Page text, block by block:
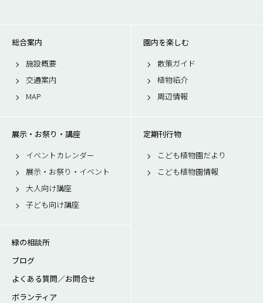
総合案内
施設概要
交通案内
MAP
園内を楽しむ
散策ガイド
植物紹介
周辺情報
展示・お祭り・講座
イベントカレンダー
展示・お祭り・イベント
大人向け講座
子ども向け講座
定期刊行物
こども植物園だより
こども植物園情報
緑の相談所
ブログ
よくある質問／お問合せ
ボランティア